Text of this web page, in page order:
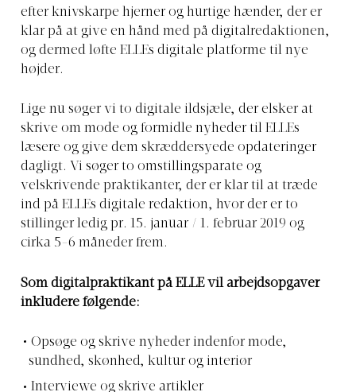
efter knivskarpe hjerner og hurtige hænder, der er
klar på at give en hånd med på digitalredaktionen,
og dermed løfte ELLEs digitale platforme til nye
højder.
Lige nu søger vi to digitale ildsjæle, der elsker at
skrive om mode og formidle nyheder til ELLEs
læsere og give dem skræddersyede opdateringer
dagligt. Vi søger to omstillingsparate og
velskrivende praktikanter, der er klar til at træde
ind på ELLEs digitale redaktion, hvor der er to
stillinger ledig pr. 15. januar / 1. februar 2019 og
cirka 5-6 måneder frem.
Som digitalpraktikant på ELLE vil arbejdsopgaver
inkludere følgende:
Opsøge og skrive nyheder indenfor mode,
sundhed, skønhed, kultur og interiør
Interviewe og skrive artikler